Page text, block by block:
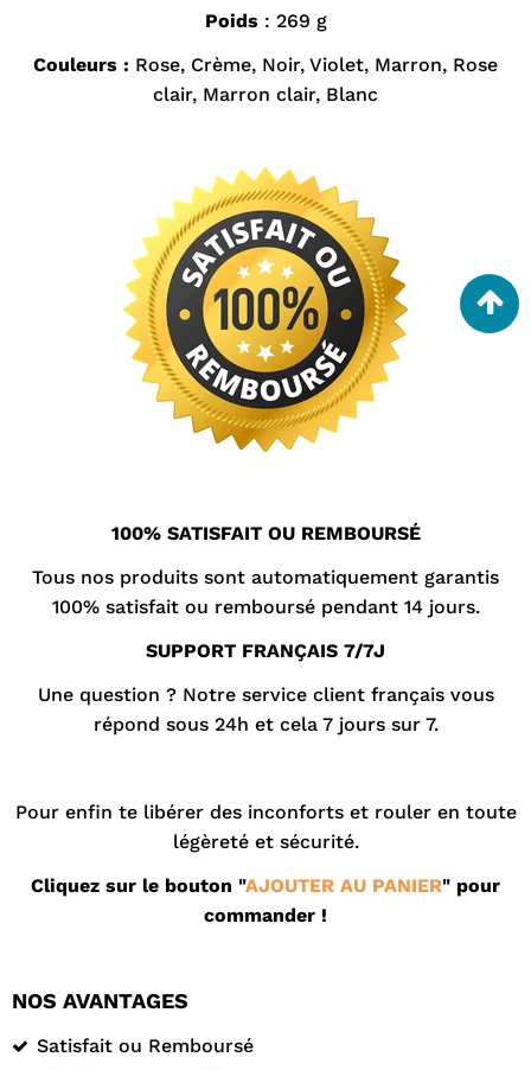
Poids : 269 g
Couleurs : Rose, Crème, Noir, Violet, Marron, Rose
clair, Marron clair, Blanc
100% SATISFAIT OU REMBOURSÉ
Tous nos produits sont automatiquement garantis
100% satisfait ou remboursé pendant 14 jours.
SUPPORT FRANÇAIS 7/7J
Une question ? Notre service client français vous
répond sous 24h et cela 7 jours sur 7.
Pour enfin te libérer des inconforts et rouler en toute
légèreté et sécurité.
Cliquez sur le bouton "AJOUTER AU PANIER" pour
commander !
NOS AVANTAGES
Satisfait ou Remboursé